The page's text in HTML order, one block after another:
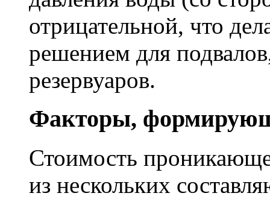
отрицательной, что
решением для
резервуаров.
Факторы,
Стоимость
из нескольких